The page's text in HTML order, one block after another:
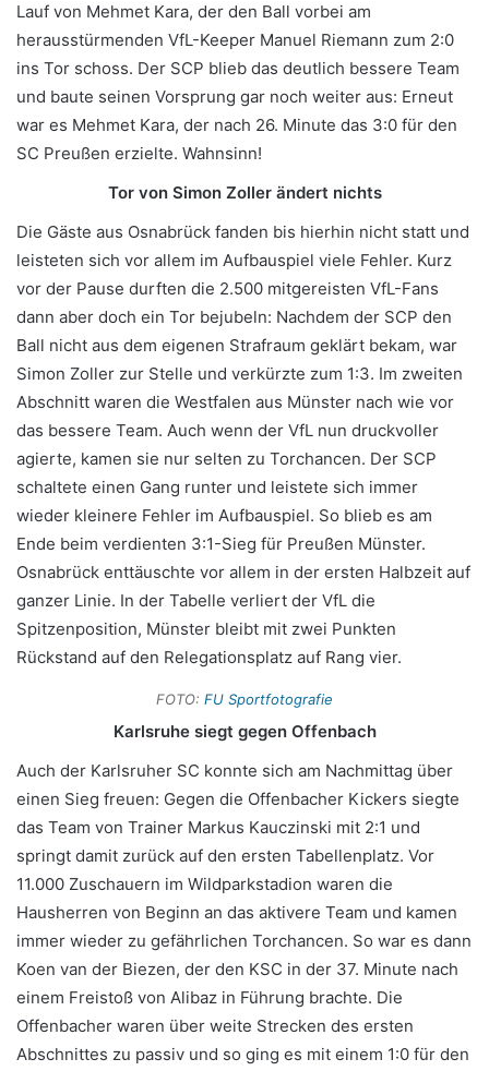
Lauf von Mehmet Kara, der den Ball vorbei am
herausstürmenden VfL-Keeper Manuel Riemann zum 2:0
ins Tor schoss. Der SCP blieb das deutlich bessere Team
und baute seinen Vorsprung gar noch weiter aus: Erneut
war es Mehmet Kara, der nach 26. Minute das 3:0 für den
SC Preußen erzielte. Wahnsinn!
Tor von Simon Zoller ändert nichts
Die Gäste aus Osnabrück fanden bis hierhin nicht statt und
leisteten sich vor allem im Aufbauspiel viele Fehler. Kurz
vor der Pause durften die 2.500 mitgereisten VfL-Fans
dann aber doch ein Tor bejubeln: Nachdem der SCP den
Ball nicht aus dem eigenen Strafraum geklärt bekam, war
Simon Zoller zur Stelle und verkürzte zum 1:3. Im zweiten
Abschnitt waren die Westfalen aus Münster nach wie vor
das bessere Team. Auch wenn der VfL nun druckvoller
agierte, kamen sie nur selten zu Torchancen. Der SCP
schaltete einen Gang runter und leistete sich immer
wieder kleinere Fehler im Aufbauspiel. So blieb es am
Ende beim verdienten 3:1-Sieg für Preußen Münster.
Osnabrück enttäuschte vor allem in der ersten Halbzeit auf
ganzer Linie. In der Tabelle verliert der VfL die
Spitzenposition, Münster bleibt mit zwei Punkten
Rückstand auf den Relegationsplatz auf Rang vier.
FOTO: FU Sportfotografie
Karlsruhe siegt gegen Offenbach
Auch der Karlsruher SC konnte sich am Nachmittag über
einen Sieg freuen: Gegen die Offenbacher Kickers siegte
das Team von Trainer Markus Kauczinski mit 2:1 und
springt damit zurück auf den ersten Tabellenplatz. Vor
11.000 Zuschauern im Wildparkstadion waren die
Hausherren von Beginn an das aktivere Team und kamen
immer wieder zu gefährlichen Torchancen. So war es dann
Koen van der Biezen, der den KSC in der 37. Minute nach
einem Freistoß von Alibaz in Führung brachte. Die
Offenbacher waren über weite Strecken des ersten
Abschnittes zu passiv und so ging es mit einem 1:0 für den